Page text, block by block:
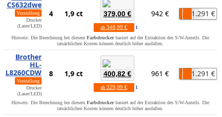
CS632dwe
Vorstellung
Drucker
(Laser/LED)
4 1,9 ct 379,00 €
ab 348,99 € 1
942 € 1.291 €
Hinweis: Die Berechnung bei diesem Farbdruckerbasiert auf der Extraktion des S/W-Anteils. Die
tatsächlichen Kosten können deutlich höher ausfallen.
Brother
HL-
L8260CDW
Vorstellung
Drucker
(Laser/LED)
8 1,9 ct 400,82 €
ab 329,99 € 1
961 € 1.291 €
Hinweis: Die Berechnung bei diesem Farbdruckerbasiert auf der Extraktion des S/W-Anteils. Die
tatsächlichen Kosten können deutlich höher ausfallen.